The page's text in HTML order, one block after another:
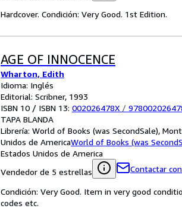
Hardcover. Condición: Very Good. 1st Edition.
AGE OF INNOCENCE
Wharton, Edith
Idioma: Inglés
Editorial: Scribner, 1993
ISBN 10 / ISBN 13: 002026478X /
TAPA BLANDA
Librería: World of Books (was SecondSale),
Unidos de AmericaWorld of Books (was
Estados Unidos de America
Vendedor de 5 estrellas
Contactar
Condición: Very Good. Item in very good
codes etc.